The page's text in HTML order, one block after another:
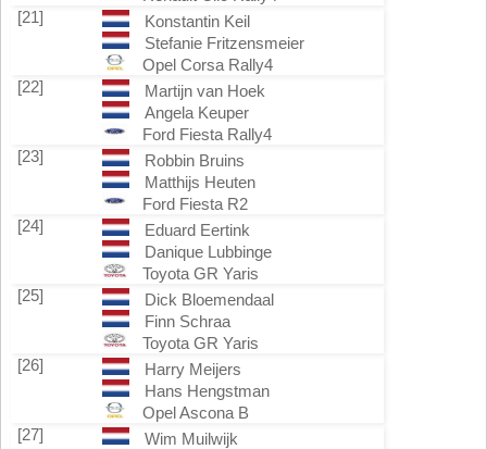
[21]
Konstantin Keil
Stefanie Fritzensmeier
Opel Corsa Rally4
[22]
Martijn van Hoek
Angela Keuper
Ford Fiesta Rally4
[23]
Robbin Bruins
Matthijs Heuten
Ford Fiesta R2
[24]
Eduard Eertink
Danique Lubbinge
Toyota GR Yaris
[25]
Dick Bloemendaal
Finn Schraa
Toyota GR Yaris
[26]
Harry Meijers
Hans Hengstman
Opel Ascona B
[27]
Wim Muilwijk